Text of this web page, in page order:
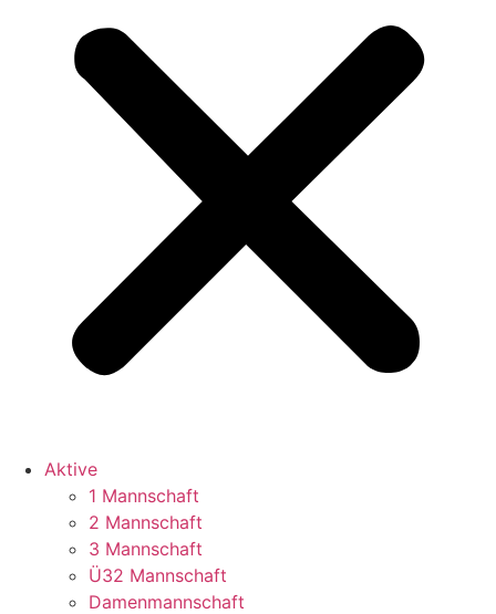
Aktive
1 Mannschaft
2 Mannschaft
3 Mannschaft
Ü32 Mannschaft
Damenmannschaft